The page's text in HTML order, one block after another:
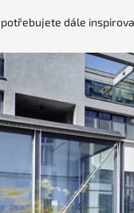
dále